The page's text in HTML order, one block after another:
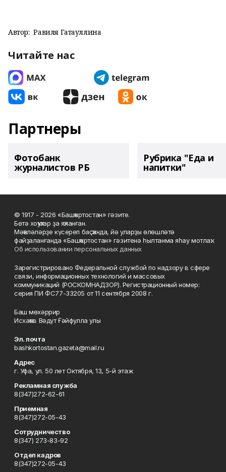
Автор: Равиля Гатауллина
Читайте нас
Партнеры
Фотобанк
журналистов РБ
Рубрика "Еда и
напитки"
© 1917 - 2026 «Башҡортостан» гәзите.
Бөтә хоҡуҡтар ҙа яҡланған.
Мәҡәләләрҙе күсереп баҫҡанда, йә уларҙы өлөшләтә
файҙаланғанда «Башҡортостан» гәзитенә һылтанма яһау мотлаҡ.
Об использовании персональных данных
Зарегистрировано Федеральной службой по надзору в сфере
связи, информационных технологий и массовых
коммуникаций (РОСКОМНАДЗОР). Регистрационный номер:
серия ПИ ФС77-33205 от 11 сентября 2008 г.
Баш мөхәррир
Исхаҡов Вәдүт Ғәйфулла улы
Эл. почта
bashkortostan.gazeta@mail.ru
Адрес
г. Уфа, ул. 50 лет Октября, 13, 5-й этаж
Рекламная служба
8(347)272-62-61
Приемная
8(347)272-05-43
Сотрудничество
8(347) 273-83-92
Отдел кадров
8(347)272-05-43